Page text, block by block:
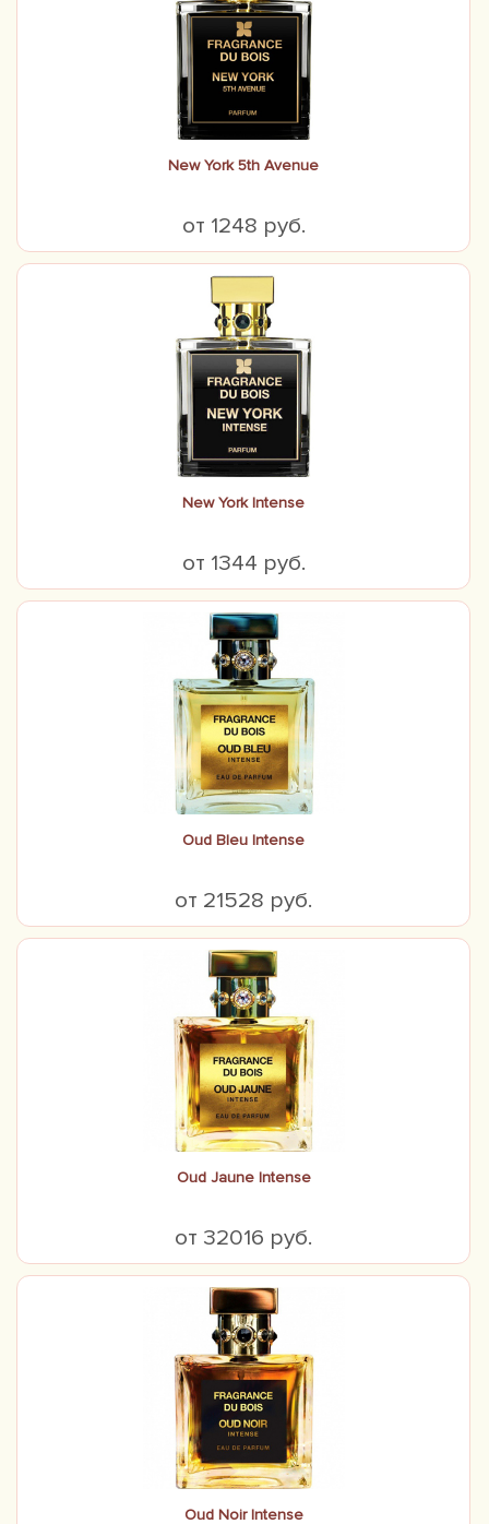
New York 5th Avenue
от 1248 руб.
New York Intense
от 1344 руб.
Oud Bleu Intense
от 21528 руб.
Oud Jaune Intense
от 32016 руб.
Oud Noir Intense